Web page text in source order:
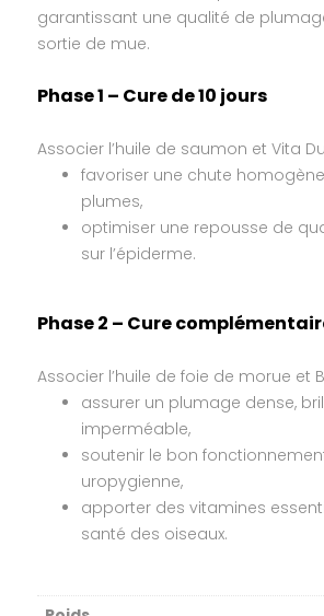
garantissant une qualité de
sortie de mue.
Phase 1 – Cure de 10 jours
Associer l’huile de saumon et Vita
favoriser une chute
plumes,
optimiser une repousse de
sur l’épiderme.
Phase 2 – Cure
Associer l’huile de foie de morue et
assurer un plumage dense,
imperméable,
soutenir le bon
uropygienne,
apporter des vitamines
santé des oiseaux.